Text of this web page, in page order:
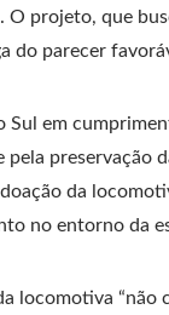
O projeto, que
do parecer
em
preservação
da
no entorno da
locomotiva “não